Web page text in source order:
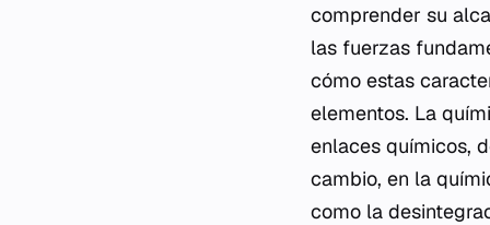
comprender su
las fuerzas
cómo estas
elementos. La
enlaces químicos,
cambio, en la
como la